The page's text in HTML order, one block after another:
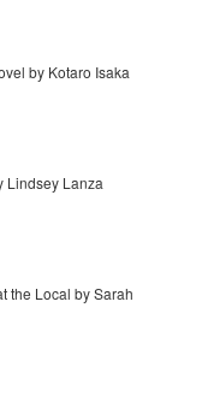
by Kotaro Isaka
Lindsey Lanza
the Local by Sarah